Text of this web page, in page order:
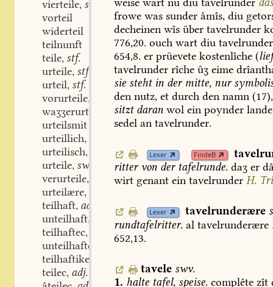
vierteile, swv.
vorteil
widerteil
teilnunft
teile, stf.
urteile, stf. stn. stm.
urteil, stf. stn. stm.
vorurteile,
waʒʒerurteile
stf.
urteilsmit
urteillich,
urteilisch,
urteile, swv.
verurteile,
urteilære,
teilhaft, adj.
unteilhaft,
teilhaftec,
unteilhaftec
adj.
teilhaftikeit
teilec, adj.
frowe was sunder âmîs, diu
decheinen wîs über tavelrunder
776,20. ouch wart diu tavelrunder
654,8. er prüevete kostenlîche (
tavelrunder rîche ûʒ eime
sie stehtin dermitte, nur
den nutz, et durch den namn (17),
sitztdaran wol ein poynder
sedel an tavelrunder.
Lexer FindeB
rittervon dertafelrunde. daʒ er
wirt genant ein tavelrunder H.
Lexer tavelrunderære
rundtafelritter. al tavelrunderære
652,13.
tavele swv.
1. halte tafel, speise. complête zît